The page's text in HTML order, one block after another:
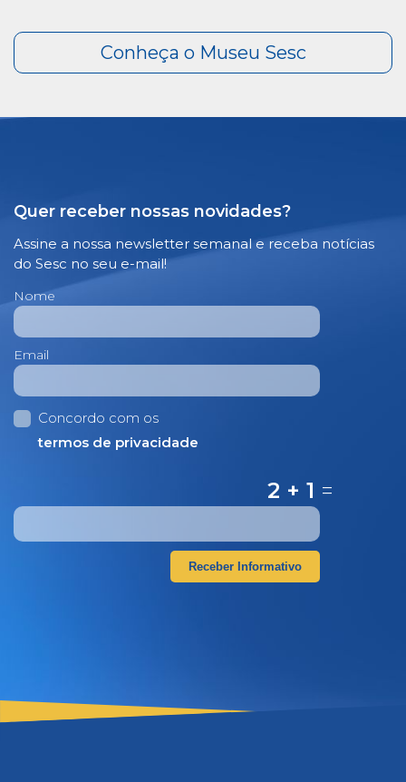
Quer receber nossas novidades?
Assine a nossa newsletter semanal e receba notícias
do Sesc no seu e-mail!
Nome
Email
Concordo com os
termos de privacidade
2 + 1 =
Receber Informativo